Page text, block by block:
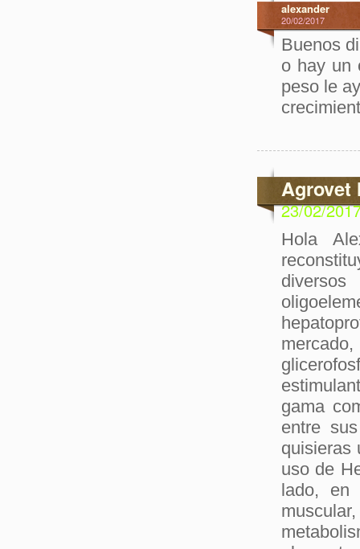
alexander
20/02/2017
Buenos
o hay un
peso le
Agrovet
23/02/
Hola
gama
entre
quisieras
uso de
lado, en